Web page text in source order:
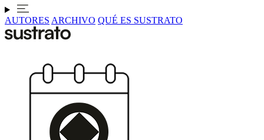
AUTORES ARCHIVO QUÉ ES SUSTRATO